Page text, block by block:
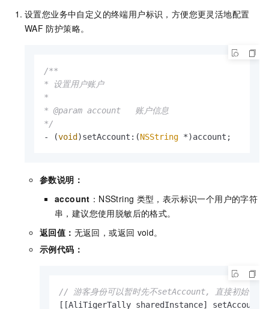
设置您业务中自定义的终端用户标识，方便您更灵活地配置
WAF 防护策略。
/**
* 设置用户账户
*
* @param account   账户信息
*/
- (void)setAccount:(NSString *)account;
参数说明：
account ：NSString 类型，表示标识一个用户的字符
串，建议您使用脱敏后的格式。
返回值： 无返回，或返回 void。
示例代码：
// 游客身份可以暂时先不setAccount, 直接初始化;
[[AliTigerTally sharedInstance] setAccount: